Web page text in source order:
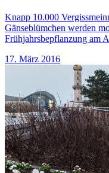
Knapp 10.000
Gänseblümchen werden
Frühjahrsbepflanzung am
17. März 2016